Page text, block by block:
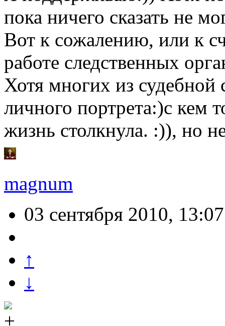
пока ничего сказать не
Вот к сожалению, или к
работе следственных
Хотя многих из судебной
личного портрета:)с кем
жизнь столкнула. :)), но
magnum
03 сентября 2010, 13:07
↑
↓